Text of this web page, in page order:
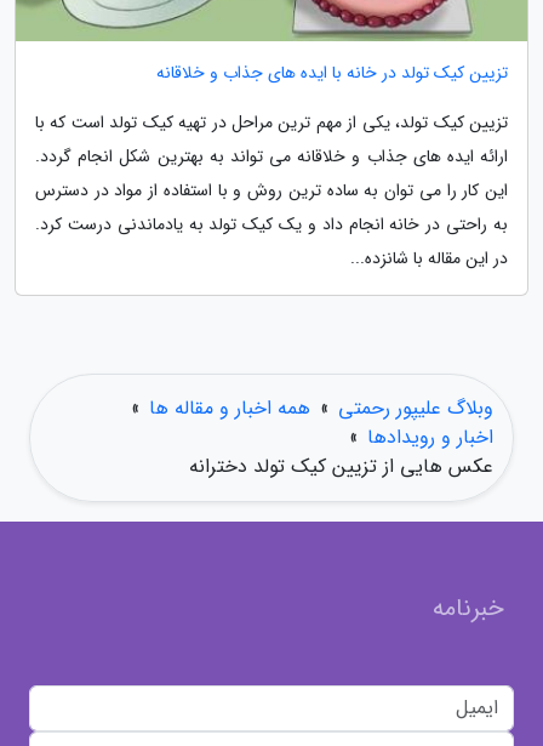
تزیین کیک تولد در خانه با ایده های جذاب و خلاقانه
تزیین کیک تولد، یکی از مهم ترین مراحل در تهیه کیک تولد است که با
ارائه ایده های جذاب و خلاقانه می تواند به بهترین شکل انجام گردد.
این کار را می توان به ساده ترین روش و با استفاده از مواد در دسترس
به راحتی در خانه انجام داد و یک کیک تولد به یادماندنی درست کرد.
در این مقاله با شانزده...
وبلاگ علیپور رحمتی » همه اخبار و مقاله ها »
اخبار و رویدادها »
عکس هایی از تزیین کیک تولد دخترانه
خبرنامه